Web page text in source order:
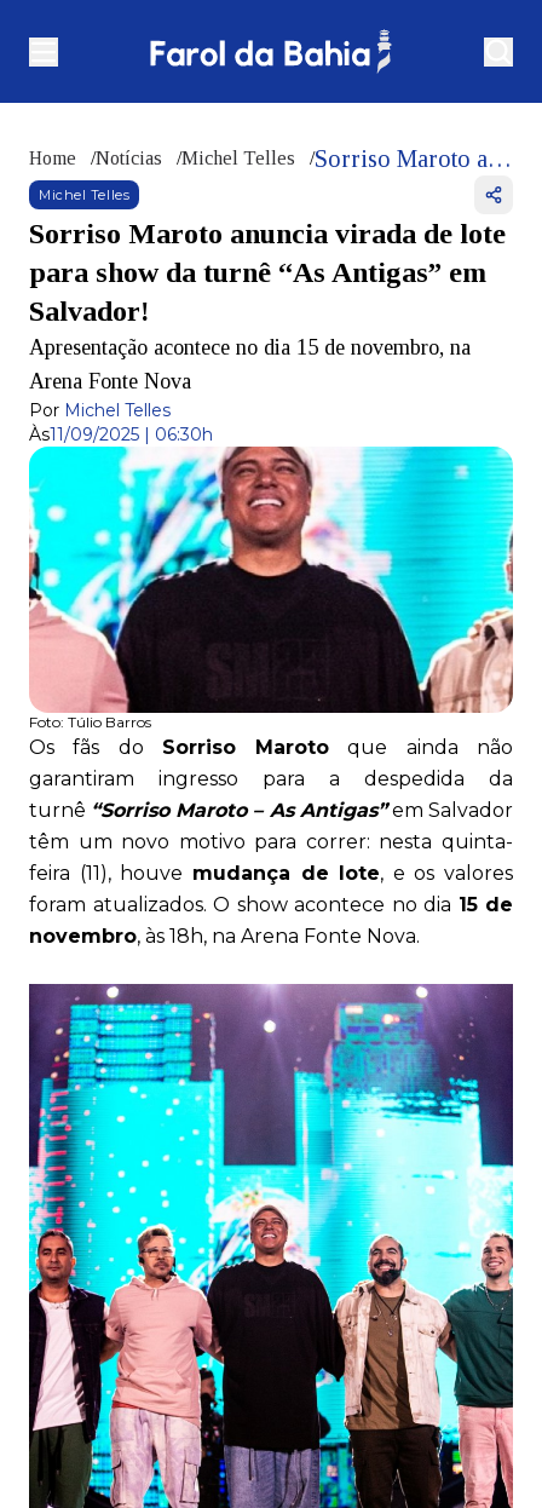
Home /Notícias /Michel Telles / Sorriso Maroto anuncia virada de lote para show da turnê “As Antigas” em Salvador!
Michel Telles
Sorriso Maroto anuncia virada de lote
para show da turnê “As Antigas” em
Salvador!
Apresentação acontece no dia 15 de novembro, na
Arena Fonte Nova
Por Michel Telles
Às11/09/2025 | 06:30h
Foto: Túlio Barros
Os fãs do Sorriso Maroto que ainda não
garantiram ingresso para a despedida da
turnê “Sorriso Maroto – As Antigas”em Salvador
têm um novo motivo para correr: nesta quinta-
feira (11), houve mudança de lote, e os valores
foram atualizados. O show acontece no dia 15 de
novembro, às 18h, na Arena Fonte Nova.